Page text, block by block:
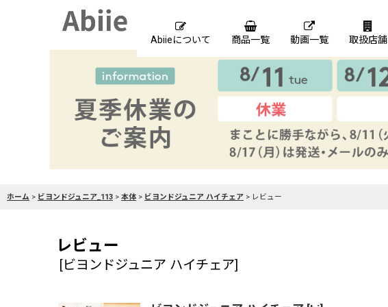
Abiieについて 商品一覧 動画一覧 取扱店舗
ホーム > ビヨンドジュニア_113 > 本体 > ビヨンドジュニア ハイチェア > レビュー
レビュー
[ビヨンドジュニア ハイチェア]